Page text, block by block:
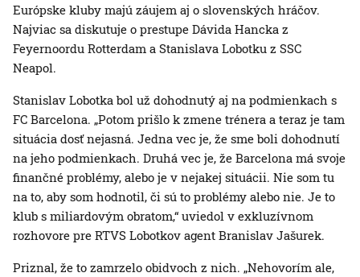
Európske kluby majú záujem aj o slovenských hráčov.
Najviac sa diskutuje o prestupe Dávida Hancka z
Feyernoordu Rotterdam a Stanislava Lobotku z SSC
Neapol.
Stanislav Lobotka bol už dohodnutý aj na podmienkach s
FC Barcelona. „Potom prišlo k zmene trénera a teraz je tam
situácia dosť nejasná. Jedna vec je, že sme boli dohodnutí
na jeho podmienkach. Druhá vec je, že Barcelona má svoje
finančné problémy, alebo je v nejakej situácii. Nie som tu
na to, aby som hodnotil, či sú to problémy alebo nie. Je to
klub s miliardovým obratom,“ uviedol v exkluzívnom
rozhovore pre RTVS Lobotkov agent Branislav Jašurek.
Priznal, že to zamrzelo obidvoch z nich. „Nehovorím ale,